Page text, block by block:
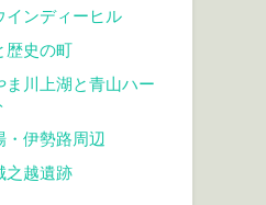
インディーヒル
歴史の町
ま川上湖と青山ハー
・伊勢路周辺
之越遺跡